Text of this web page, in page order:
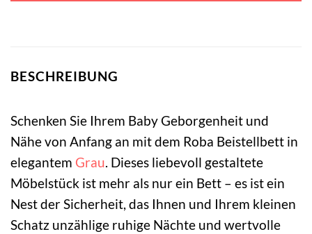
BESCHREIBUNG
Schenken Sie Ihrem Baby Geborgenheit und
Nähe von Anfang an mit dem Roba Beistellbett in
elegantem Grau. Dieses liebevoll gestaltete
Möbelstück ist mehr als nur ein Bett – es ist ein
Nest der Sicherheit, das Ihnen und Ihrem kleinen
Schatz unzählige ruhige Nächte und wertvolle